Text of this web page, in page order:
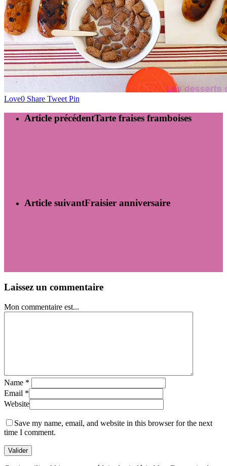
Love0 Share Tweet Pin
Article précédentTarte fraises framboises
Article suivantFraisier anniversaire
Laissez un commentaire
Mon commentaire est...
Name *
Email *
Website
Save my name, email, and website in this browser for the next
time I comment.